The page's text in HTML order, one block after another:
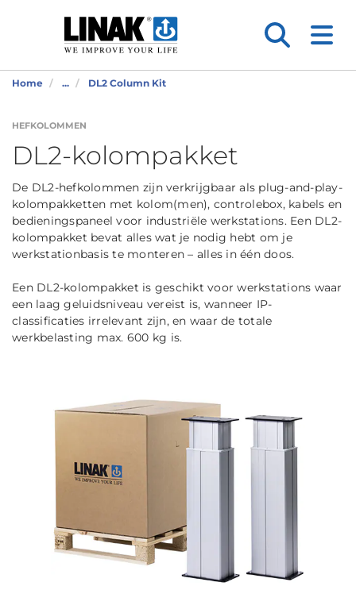
Home ... DL2 Column Kit
HEFKOLOMMEN
DL2-kolompakket
De DL2-hefkolommen zijn verkrijgbaar als plug-and-play-
kolompakketten met kolom(men), controlebox, kabels en
bedieningspaneel voor industriële werkstations. Een DL2-
kolompakket bevat alles wat je nodig hebt om je
werkstationbasis te monteren – alles in één doos.
Een DL2-kolompakket is geschikt voor werkstations waar
een laag geluidsniveau vereist is, wanneer IP-
classificaties irrelevant zijn, en waar de totale
werkbelasting max. 600 kg is.